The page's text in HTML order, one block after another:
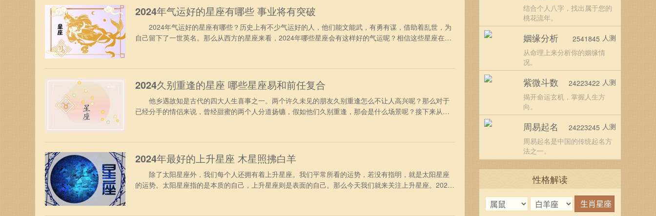
2024年气运好的星座有哪些 事业将有突破
2024年气运好的星座有哪些？历史上有不少气运好的人，他们能文能武，有勇有谋，借助着乱世，为
自己留下了一世英名。那么从西方的星座来看，2024年哪些星座会有这样好的气运呢？相信这些星座在好
2024久别重逢的星座 哪些星座易和前任复合
他乡遇故知是古代的四大人生喜事之一。两个许久未见的朋友久别重逢怎么不让人高兴呢？那么对于
已经分手的情侣来说，曾经甜蜜的两个人分道扬镳，假如他们久别重逢，那会是什么场景呢？接下来从星
2024年最好的上升星座 木星照拂白羊
除了太阳星座外，我们每个人还拥有着上升星座。我们平常所看的运势，若没有指明，就是太阳星座
的运势。太阳星座指的是本质的自己，上升星座则是表面的自己。那么今天我们就来关注上升星座。2024
结合个人八字，找出属于您的
桃花流年。
姻缘分析
从命理上来分析你的姻缘情
况。
2541845 人测
紫微斗数
揭开命运玄机，掌握人生方
向。
24223422 人测
周易起名
周易起名是中国的传统起名方
法之一。
24223245 人测
性格解读